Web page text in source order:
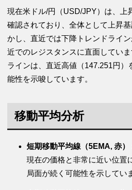
現在米ドル/円（USD/JPY）は、上
確認されており、全体として上昇
かし、直近では下降トレンドライ
近でのレジスタンスに直面してい
ラインは、直近高値（147.251円）
能性を示唆しています。
移動平均分析
短期移動平均線（5EMA, 赤）
現在の価格と非常に近い位置
局面が続く可能性を示してい